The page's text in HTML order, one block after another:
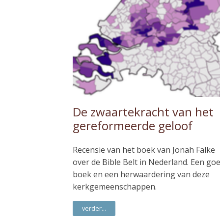
De zwaartekracht van het
gereformeerde geloof
Recensie van het boek van Jonah Falke
over de Bible Belt in Nederland. Een
boek en een herwaardering van deze
kerkgemeenschappen.
verder...